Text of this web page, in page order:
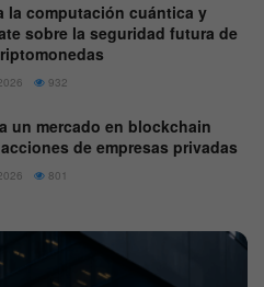
la computación cuántica y
sobre la seguridad futura de
932
un mercado en blockchain
de empresas privadas
801